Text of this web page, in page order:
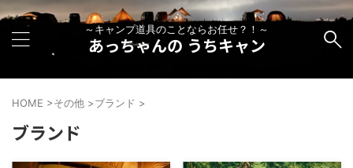
～キャンプ道具のことならお任せ？！～
あっちゃんの うちキャン
HOME >その他 >ブランド >
ブランド